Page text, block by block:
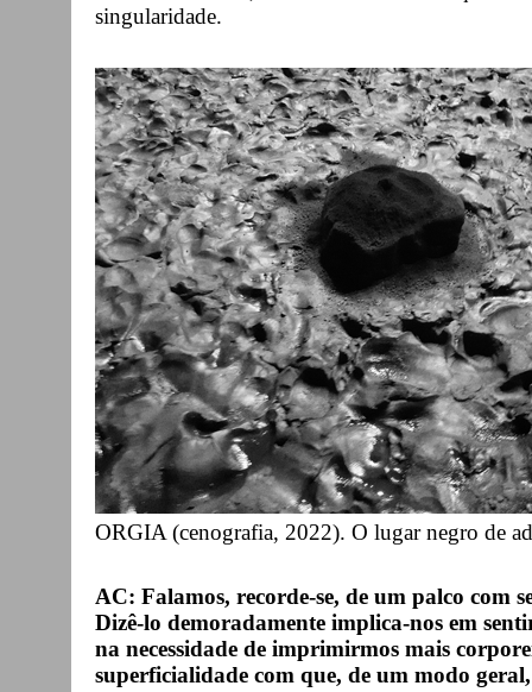
singularidade.
ORGIA (cenografia, 2022). O lugar negro de
AC: Falamos, recorde-se, de um palco com
Dizê-lo demoradamente implica-nos em
na necessidade de imprimirmos mais
superficialidade com que, de um modo